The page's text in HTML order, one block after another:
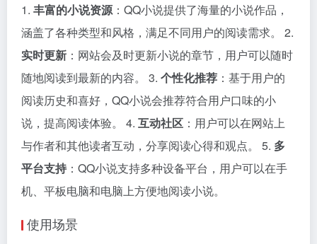
1. 丰富的小说资源：QQ小说提供了海量的小说作品，
涵盖了各种类型和风格，满足不同用户的阅读需求。 2.
实时更新 ：网站会及时更新小说的章节，用户可以随时
随地阅读到最新的内容。 3. 个性化推荐 ：基于用户的
阅读历史和喜好，QQ小说会推荐符合用户口味的小
说，提高阅读体验。 4. 互动社区 ：用户可以在网站上
与作者和其他读者互动，分享阅读心得和观点。 5. 多
平台支持 ：QQ小说支持多种设备平台，用户可以在手
机、平板电脑和电脑上方便地阅读小说。
使用场景